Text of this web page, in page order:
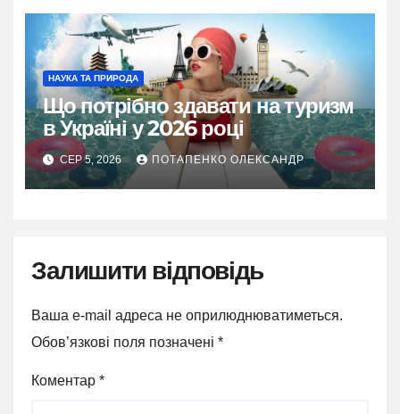
НАУКА ТА ПРИРОДА
Що потрібно здавати на туризм
в Україні у 2026 році
СЕР 5, 2026 ПОТАПЕНКО ОЛЕКСАНДР
Залишити відповідь
Ваша e-mail адреса не оприлюднюватиметься.
Обов’язкові поля позначені *
Коментар *